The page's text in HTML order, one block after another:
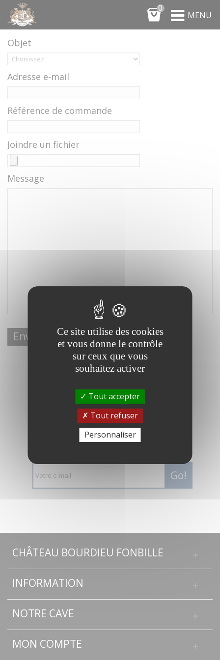
0
MENU
SERVICE CLIENT - CONTACTEZ-NOUS
Objet
Adresse e-mail
Référence de commande
Joindre un fichier
Message
Envoyer
RESTONS EN CONTACT
Entrez votre e-mail pour recevoir notre
lettre d’informations
Go!
CHÂTEAU BOURDIEU FONBILLE
INFORMATION
NOTRE CAVE
MON COMPTE
Panneau de gestion des cookies
Ce site utilise des cookies
et vous donne le contrôle
sur ceux que vous
souhaitez activer
Tout accepter
Tout refuser
Personnaliser